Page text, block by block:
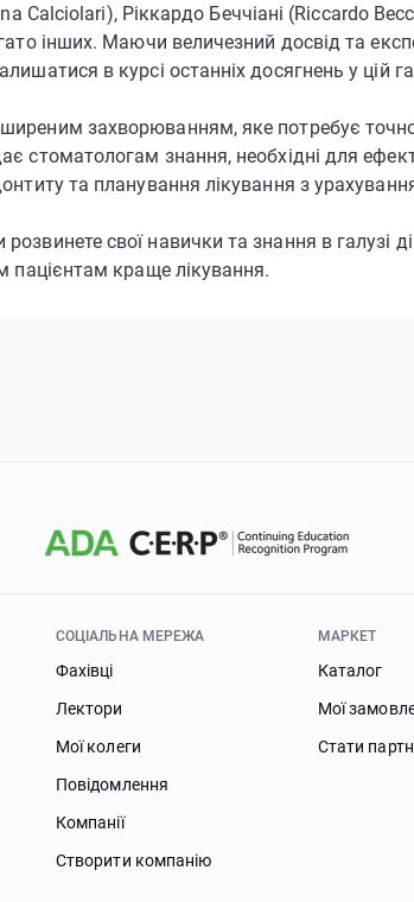
Calciolari), Ріккардо Беччіані (Riccardo
інших. Маючи величезний досвід та
в курсі останніх досягнень у цій
захворюванням, яке потребує
стоматологам знання, необхідні для
та планування лікування з
свої навички та знання в галузі
пацієнтам краще лікування.
СОЦІАЛЬНА МЕРЕЖА
Фахівці
Лектори
Мої колеги
Повідомлення
Компанії
Створити компанію
МАРКЕТ
Каталог
Мої
Стати